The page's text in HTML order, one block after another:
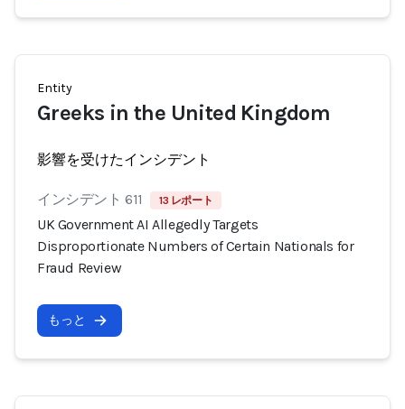
Entity
Greeks in the United Kingdom
影響を受けたインシデント
インシデント 611 13 レポート
UK Government AI Allegedly Targets
Disproportionate Numbers of Certain Nationals for
Fraud Review
もっと